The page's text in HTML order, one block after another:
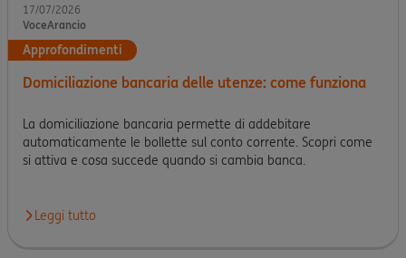
17/07/2026
VoceArancio
Approfondimenti
Domiciliazione bancaria delle utenze: come funziona
La domiciliazione bancaria permette di addebitare
automaticamente le bollette sul conto corrente. Scopri come
si attiva e cosa succede quando si cambia banca.
Leggi tutto